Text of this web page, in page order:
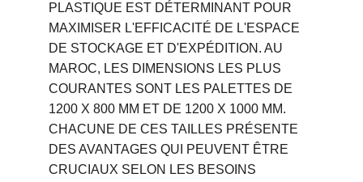
PLASTIQUE EST DÉTERMINANT POUR
MAXIMISER L'EFFICACITÉ DE L'ESPACE
DE STOCKAGE ET D'EXPÉDITION. AU
MAROC, LES DIMENSIONS LES PLUS
COURANTES SONT LES PALETTES DE
1200 X 800 MM ET DE 1200 X 1000 MM.
CHACUNE DE CES TAILLES PRÉSENTE
DES AVANTAGES QUI PEUVENT ÊTRE
CRUCIAUX SELON LES BESOINS